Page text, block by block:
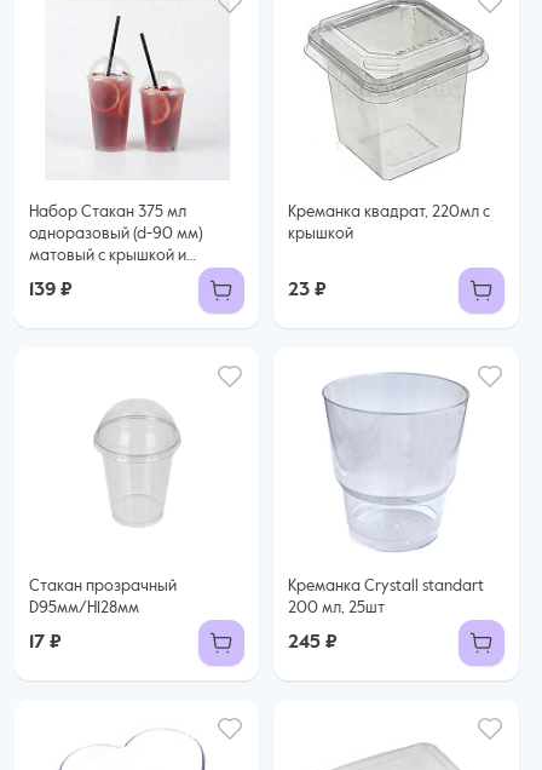
Набор Стакан 375 мл
одноразовый (d-90 мм)
матовый с крышкой и
139 ₽
Креманка квадрат, 220мл с
крышкой
23 ₽
Стакан прозрачный
D95мм/H128мм
17 ₽
Креманка Crystall standart
200 мл, 25шт
245 ₽